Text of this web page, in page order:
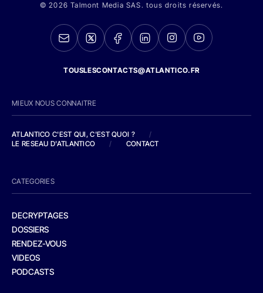
© 2026 Talmont Media SAS. tous droits réservés.
TOUSLESCONTACTS@ATLANTICO.FR
MIEUX NOUS CONNAITRE
ATLANTICO C'EST QUI, C'EST QUOI ?
/
LE RESEAU D'ATLANTICO
/ CONTACT
CATEGORIES
DECRYPTAGES
DOSSIERS
RENDEZ-VOUS
VIDEOS
PODCASTS